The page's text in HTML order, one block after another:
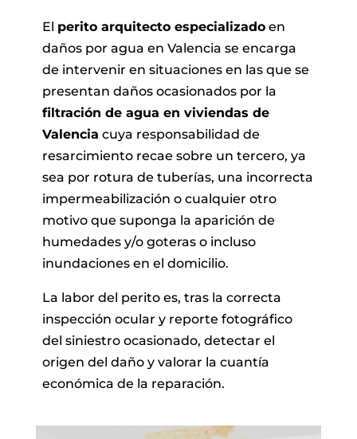
El perito arquitecto especializadoen
daños por agua en Valencia se encarga
de intervenir en situaciones en las que se
presentan daños ocasionados por la
filtración de agua en viviendas de
Valencia cuya responsabilidad de
resarcimiento recae sobre un tercero, ya
sea por rotura de tuberías, una incorrecta
impermeabilización o cualquier otro
motivo que suponga la aparición de
humedades y/o goteras o incluso
inundaciones en el domicilio.
La labor del perito es, tras la correcta
inspección ocular y reporte fotográfico
del siniestro ocasionado, detectar el
origen del daño y valorar la cuantía
económica de la reparación.